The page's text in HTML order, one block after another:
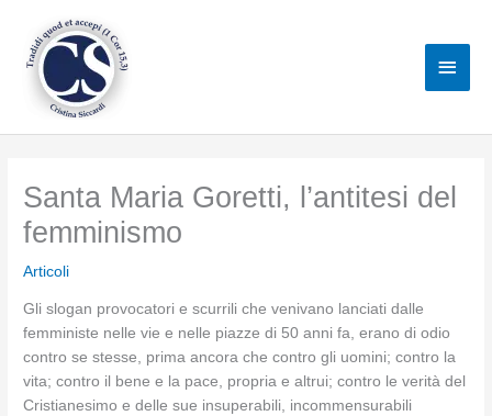
contenuto
Santa Maria Goretti, l’antitesi del
femminismo
Articoli
Gli slogan provocatori e scurrili che venivano lanciati dalle
femministe nelle vie e nelle piazze di 50 anni fa, erano di odio
contro se stesse, prima ancora che contro gli uomini; contro la
vita; contro il bene e la pace, propria e altrui; contro le verità del
Cristianesimo e delle sue insuperabili, incommensurabili